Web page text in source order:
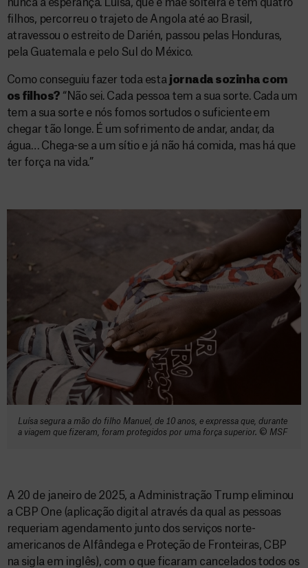
nunca a esperança. Luísa, que é mãe solteira e tem quatro
filhos, percorreu o trajeto de Angola até ao Brasil,
atravessou o estreito de Darién, passou pelas Honduras,
pela Guatemala e pelo Sul do México.
Como conseguiu fazer toda esta jornada sozinha com
os filhos? “Não sei. Cada pessoa tem a sua sorte. Cada um
tem a sua sorte e nós fomos sortudos o suficiente em
chegar tão longe. É um sofrimento de andar, andar, da
água… Chega-se a um sítio e já não há comida, mas há que
ter força na vida.”
Luísa segura a mão do filho Manuel, de 10 anos, e expressa que, durante
a viagem que fizeram, foram protegidos por uma força superior. ©️ MSF
A 20 de janeiro de 2025, a Administração Trump eliminou
a CBP One (aplicação digital através da qual as pessoas
requeriam agendamento junto dos serviços norte-
americanos de Alfândega e Proteção de Fronteiras, CBP
na sigla em inglês), com o que ficaram cancelados todos os